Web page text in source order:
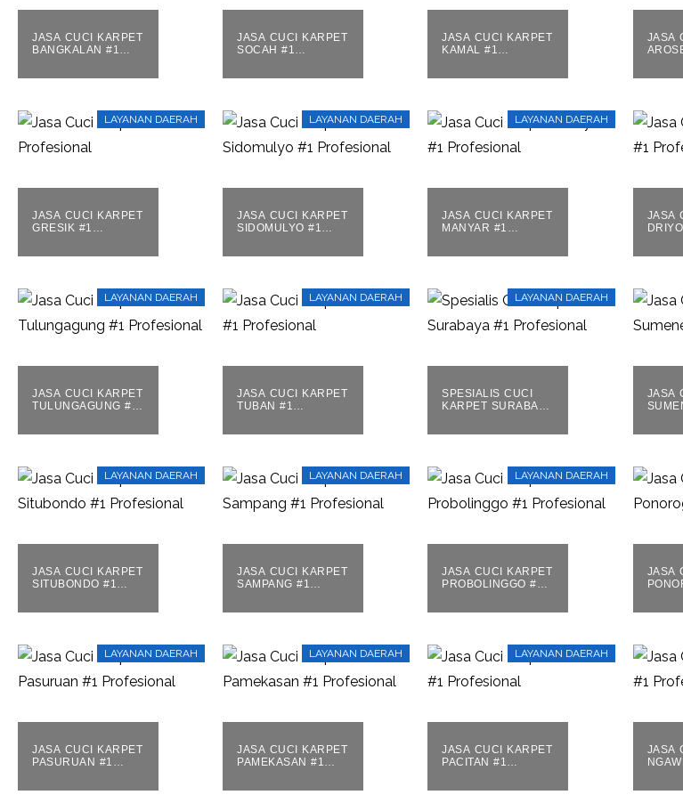
JASA CUCI KARPET
BANGKALAN #1
JASA CUCI KARPET
SOCAH #1
JASA CUCI KARPET
KAMAL #1
JASA
LAYANAN DAERAH
JASA CUCI KARPET
GRESIK #1
LAYANAN DAERAH
JASA CUCI KARPET
SIDOMULYO #1
LAYANAN DAERAH
JASA CUCI KARPET
MANYAR #1
JASA
LAYANAN DAERAH
JASA CUCI KARPET
TULUNGAGUNG #1
LAYANAN DAERAH
JASA CUCI KARPET
TUBAN #1
LAYANAN DAERAH
SPESIALIS CUCI
KARPET SURABAYA
JASA
LAYANAN DAERAH
JASA CUCI KARPET
SITUBONDO #1
LAYANAN DAERAH
JASA CUCI KARPET
SAMPANG #1
LAYANAN DAERAH
JASA CUCI KARPET
PROBOLINGGO #1
JASA
LAYANAN DAERAH
JASA CUCI KARPET
PASURUAN #1
LAYANAN DAERAH
JASA CUCI KARPET
PAMEKASAN #1
LAYANAN DAERAH
JASA CUCI KARPET
PACITAN #1
JASA